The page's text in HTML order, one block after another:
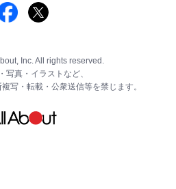
Inc. All rights reserved.
写真・イラストなど、
写・転載・公衆送信等を禁じます。